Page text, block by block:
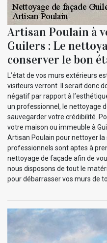
Artisan Poulain à
Guilers : Le
conserver le bon
L’état de vos murs extérieurs
visiteurs verront. Il serait donc
négatif par rapport à
un professionnel, le nettoyage
sauvegarder votre crédibilité.
votre maison ou immeuble à
Artisan Poulain pour nettoyer
professionnels sont aptes à
nettoyage de façade afin de
nous disposons de tout le
pour débarrasser vos murs de